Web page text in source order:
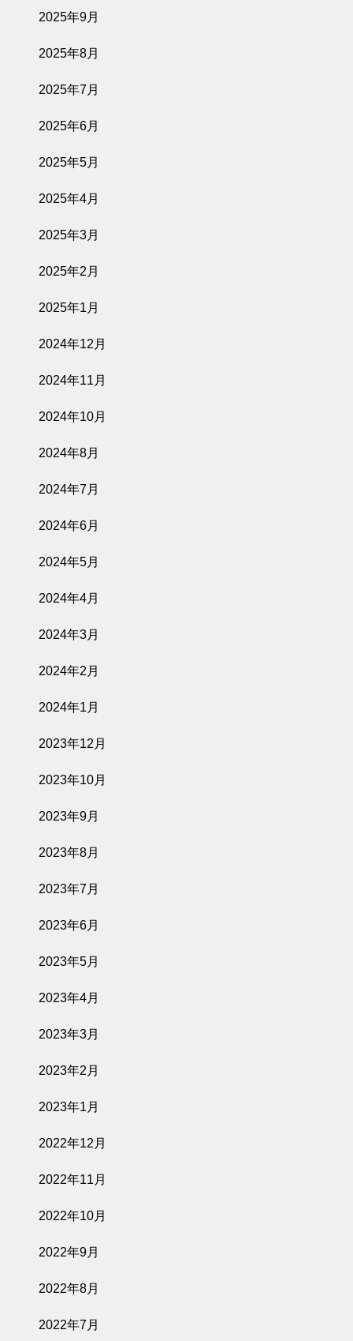
2025年9月
2025年8月
2025年7月
2025年6月
2025年5月
2025年4月
2025年3月
2025年2月
2025年1月
2024年12月
2024年11月
2024年10月
2024年8月
2024年7月
2024年6月
2024年5月
2024年4月
2024年3月
2024年2月
2024年1月
2023年12月
2023年10月
2023年9月
2023年8月
2023年7月
2023年6月
2023年5月
2023年4月
2023年3月
2023年2月
2023年1月
2022年12月
2022年11月
2022年10月
2022年9月
2022年8月
2022年7月